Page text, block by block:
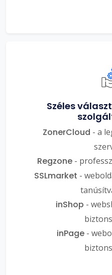
Széles
ZonerCloud - a
Regzone -
SSLmarket -
inShop -
inPage-